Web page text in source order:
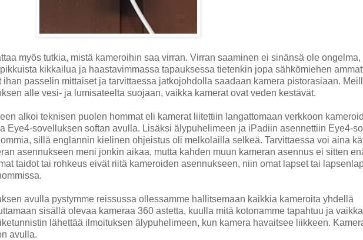
myös tutkia, mistä kameroihin saa virran. Virran saaminen ei sinänsä ole ongelma,
kikkailua ja haastavimmassa tapauksessa tietenkin jopa sähkömiehen
passelin mittaiset ja tarvittaessa jatkojohdolla saadaan kamera pistorasiaan.
alle vesi- ja lumisateelta suojaan, vaikka kamerat ovat veden kestävät.
alkoi teknisen puolen hommat eli kamerat liitettiin langattomaan verkkoon
Eye4-sovelluksen softan avulla. Lisäksi älypuhelimeen ja iPadiin asennettiin Eye4-
sillä englannin kielinen ohjeistus oli melkolailla selkeä. Tarvittaessa voi aina
asennukseen meni jonkin aikaa, mutta kahden muun kameran asennus ei sitten
taidot tai rohkeus eivät riitä kameroiden asennukseen, niin omat lapset tai
avulla pystymme reissussa ollessamme hallitsemaan kaikkia kameroita yhdellä
sisällä olevaa kameraa 360 astetta, kuulla mitä kotonamme tapahtuu ja
lähettää ilmoituksen älypuhelimeen, kun kamera havaitsee liikkeen.
avulla.